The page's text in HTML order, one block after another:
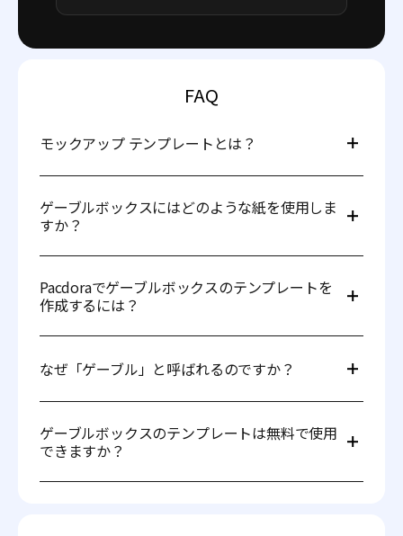
FAQ
モックアップ テンプレートとは？
ために使用される事前設計されたアウトラインです。
ゲーブルボックスにはどのような紙を使用しま
すか？
で作られていますが、段ボールなどの他の素材で作ること
もできます。
Pacdoraでゲーブルボックスのテンプレートを
作成するには？
トを作成できます:
1. 製品の要件に合ったゲーブルボックステンプレートを選
す。
3. AI、PDF、DXF形式でゲーブルボックステンプレートを
ダウンロードします。すぐに印刷可能なファイルを受け取
なぜ「ゲーブル」と呼ばれるのですか？
「正面」を意味する古フランス語に由来し、古ノルド語の
「gable-end」または「gable」から派生しています。
ゲーブルボックスのテンプレートは無料で使用
できますか？